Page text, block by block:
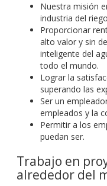
Nuestra misión
industria del
Proporcionar
alto valor y sin
inteligente del
todo el mundo.
Lograr la
superando las
Ser un
empleados y la
Permitir a los
puedan ser.
Trabajo en
alrededor del